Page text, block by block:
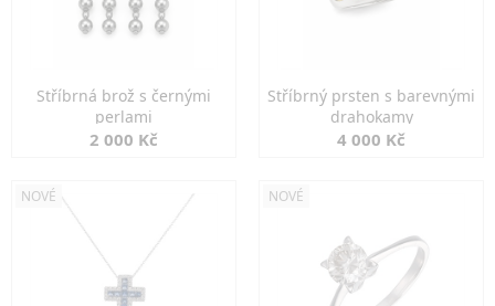
Stříbrná brož s černými
perlami
2 000 Kč
Stříbrný prsten s barevnými
drahokamy
4 000 Kč
NOVÉ NOVÉ